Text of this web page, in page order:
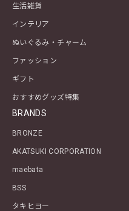
生活雑貨
インテリア
ぬいぐるみ・チャーム
ファッション
ギフト
おすすめグッズ特集
BRANDS
BRONZE
AKATSUKI CORPORATION
maebata
BSS
タキヒヨー